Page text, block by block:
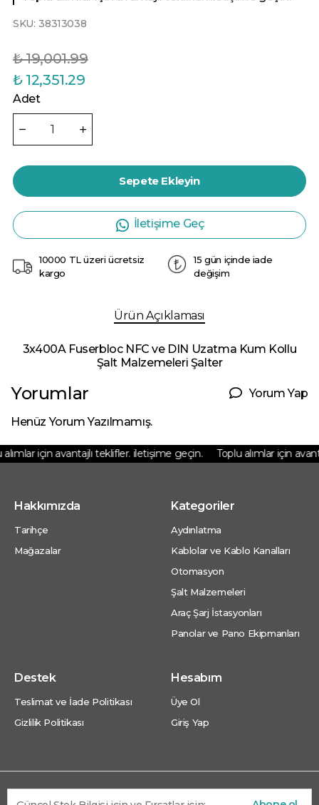
SKU: 38313038
₺ 19,001.99
₺ 12,351.29
Adet
Sepete Ekleyin
İletişime Geç
10000 TL üzeri ücretsiz
kargo
15 gün içinde iade
değişim
Ürün Açıklaması
3x400A Fuserbloc NFC ve DIN Uzatma Kum Kollu
Şalt Malzemeleri Şalter
Yorumlar Yorum Yap
Henüz Yorum Yazılmamış.
için avantajlı teklifler. iletişime geçin. Toplu alımlar için
Hakkımızda
Tarihçe
Mağazalar
Kategoriler
Aydınlatma
Kablolar ve Kablo Kanalları
Otomasyon
Şalt Malzemeleri
Araç Şarj İstasyonları
Panolar ve Pano Ekipmanları
Destek
Teslimat ve İade Politikası
Gizlilik Politikası
Hesabım
Üye Ol
Giriş Yap